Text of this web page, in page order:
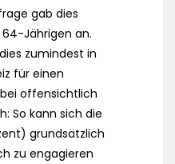
gab dies
Jährigen an.
zumindest in
für einen
offensichtlich
So kann sich die
grundsätzlich
zu engagieren